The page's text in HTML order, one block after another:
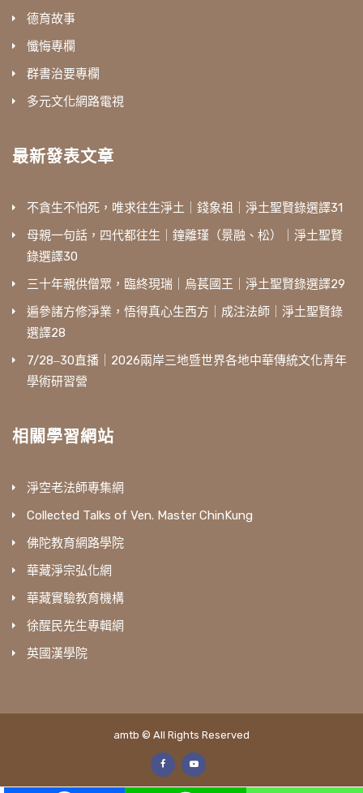
德育故事
懺悔專欄
群書治要專欄
多元文化網路電視
最新發表文章
不貪生不怕死，唯求往生淨土｜錢象祖｜淨土聖賢錄選譯31
母親一句話，四代都往生｜鐘離瑾（景融、松）｜淨土聖賢
錄選譯30
三十年親供僧眾，臨終現瑞｜烏萇國王｜淨土聖賢錄選譯29
遍參諸方修淨業，悟得真心生西方｜成注法師｜淨土聖賢錄
選譯28
7/28‒30直播｜2026兩岸三地暨世界各地中華傳統文化青年
學術研習營
相關學習網站
淨空老法師專集網
Collected Talks of Ven. Master ChinKung
佛陀教育網路學院
華藏淨宗弘化網
華藏實驗教育機構
徐醒民先生專輯網
英國漢學院
amtb © All Rights Reserved